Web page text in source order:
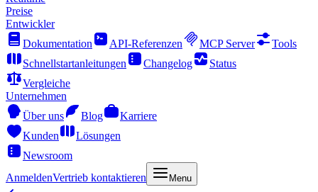
Preise
Entwickler
Dokumentation
API-Referenzen MCP Server
Tools
Schnellstartanleitungen
Changelog
Status
Vergleiche
Unternehmen
Über uns
Blog
Karriere
Kunden
Lösungen
Newsroom
AnmeldenVertrieb kontaktieren Menu